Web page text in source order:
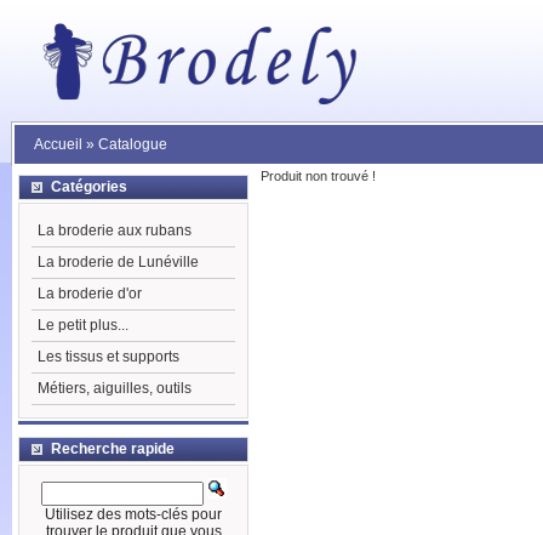
Accueil » Catalogue
Produit non trouvé !
Catégories
La broderie aux rubans
La broderie de Lunéville
La broderie d'or
Le petit plus...
Les tissus et supports
Métiers, aiguilles, outils
Recherche rapide
Utilisez des mots-clés pour
trouver le produit que vous